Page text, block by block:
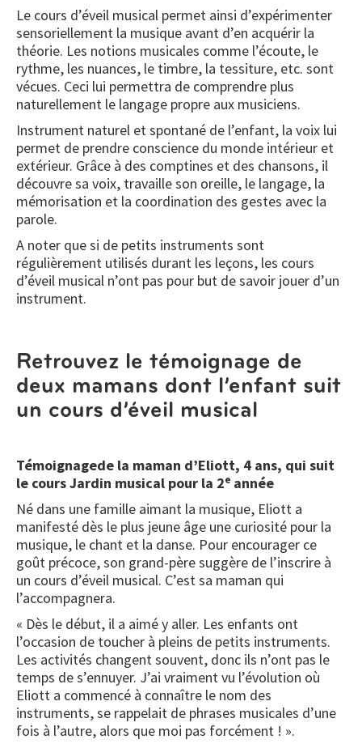
Le cours d’éveil musical permet ainsi d’expérimenter
sensoriellement la musique avant d’en acquérir la
théorie. Les notions musicales comme l’écoute, le
rythme, les nuances, le timbre, la tessiture, etc. sont
vécues. Ceci lui permettra de comprendre plus
naturellement le langage propre aux musiciens.
Instrument naturel et spontané de l’enfant, la voix lui
permet de prendre conscience du monde intérieur et
extérieur. Grâce à des comptines et des chansons, il
découvre sa voix, travaille son oreille, le langage, la
mémorisation et la coordination des gestes avec la
parole.
A noter que si de petits instruments sont
régulièrement utilisés durant les leçons, les cours
d’éveil musical n’ont pas pour but de savoir jouer d’un
instrument.
Retrouvez le témoignage de
deux mamans dont l’enfant suit
un cours d’éveil musical
Témoignagede la maman d’Eliott, 4 ans, qui suit
le cours Jardin musical pour la 2e année
Né dans une famille aimant la musique, Eliott a
manifesté dès le plus jeune âge une curiosité pour la
musique, le chant et la danse. Pour encourager ce
goût précoce, son grand-père suggère de l’inscrire à
un cours d’éveil musical. C’est sa maman qui
l’accompagnera.
« Dès le début, il a aimé y aller. Les enfants ont
l’occasion de toucher à pleins de petits instruments.
Les activités changent souvent, donc ils n’ont pas le
temps de s’ennuyer. J’ai vraiment vu l’évolution où
Eliott a commencé à connaître le nom des
instruments, se rappelait de phrases musicales d’une
fois à l’autre, alors que moi pas forcément ! ».